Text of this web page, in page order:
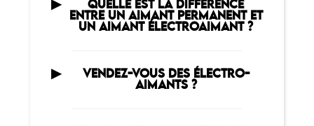
QUELLE EST LA DIFFÉRENCE
ENTRE UN AIMANT PERMANENT ET
UN AIMANT ÉLECTROAIMANT ?
VENDEZ-VOUS DES ÉLECTRO-
AIMANTS ?